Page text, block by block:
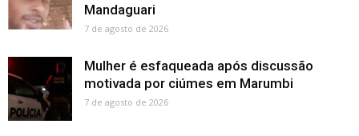
Mandaguari
7 de agosto de 2026
Mulher é esfaqueada após discussão
motivada por ciúmes em Marumbi
7 de agosto de 2026